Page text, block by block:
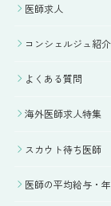
医師求人
コンシェルジュ紹介
よくある質問
海外医師求人特集
スカウト待ち医師
医師の平均給与・